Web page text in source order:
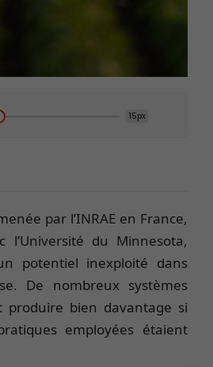
15px
par l’INRAE en France,
l’Université du Minnesota,
potentiel inexploité dans
De nombreux systèmes
produire bien davantage si
employées étaient